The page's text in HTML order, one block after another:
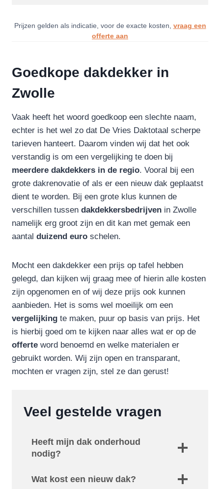
Prijzen gelden als indicatie, voor de exacte kosten, vraag een
offerte aan
Goedkope dakdekker in
Zwolle
Vaak heeft het woord goedkoop een slechte naam,
echter is het wel zo dat De Vries Daktotaal scherpe
tarieven hanteert. Daarom vinden wij dat het ook
verstandig is om een vergelijking te doen bij
meerdere dakdekkers in de regio. Vooral bij een
grote dakrenovatie of als er een nieuw dak geplaatst
dient te worden. Bij een grote klus kunnen de
verschillen tussen dakdekkersbedrijven in Zwolle
namelijk erg groot zijn en dit kan met gemak een
aantal duizend euro schelen.
Mocht een dakdekker een prijs op tafel hebben
gelegd, dan kijken wij graag mee of hierin alle kosten
zijn opgenomen en of wij deze prijs ook kunnen
aanbieden. Het is soms wel moeilijk om een
vergelijking te maken, puur op basis van prijs. Het
is hierbij goed om te kijken naar alles wat er op de
offerte word benoemd en welke materialen er
gebruikt worden. Wij zijn open en transparant,
mochten er vragen zijn, stel ze dan gerust!
Veel gestelde vragen
Heeft mijn dak onderhoud
nodig?
Wat kost een nieuw dak?